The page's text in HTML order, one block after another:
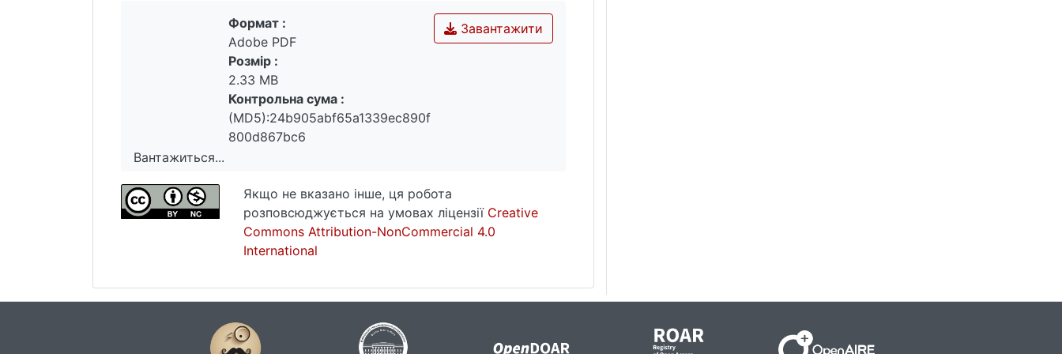
Вантажиться...
Вантажиться...
Завантажити
Формат :
Adobe PDF
Розмір :
2.33 MB
Контрольна сума :
(MD5):24b905abf65a1339ec890f
800d867bc6
Якщо не вказано інше, ця робота
розповсюджується на умовах ліцензії Creative
Commons Attribution-NonCommercial 4.0
International